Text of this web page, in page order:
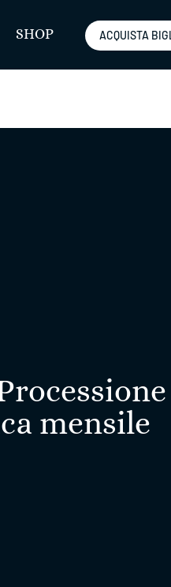
SHOP ACQUISTA
mensile